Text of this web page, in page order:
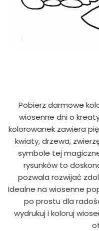
Pobierz darmowe
wiosenne dni o
kolorowanek zawiera
kwiaty, drzewa,
symbole tej
rysunków to
pozwala rozwijać
Idealne na wiosenne
po prostu dla
wydrukuj i koloruj